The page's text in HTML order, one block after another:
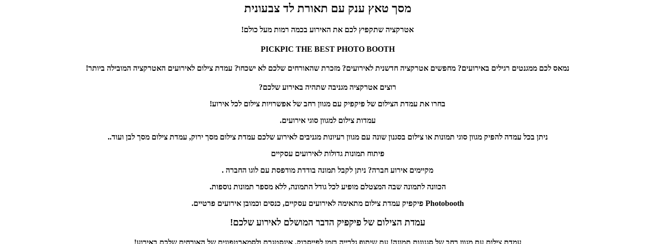
מסך טאץ ענק עם תאורת לד צבעונית
אטרקציה שתקפיץ לכם את האירוע בכמה רמות מעל כולם!
PICKPIC THE BEST PHOTO BOOTH
נמאס לכם ממגנטים רגילים באירועים? מחפשים אטרקציה חדשנית לאירועים? מזכרת שהאורחים שלכם לא ישכחו? עמדת צילום לאירועים האטרקציה המובילה ביותר!
רוצים אטרקציה מגניבה שתהיה באירוע שלכם?
בחרו את עמדת הצילום של פיקפיק עם מגוון רחב של אפשרויות צילום לכל אירוע!
עמדות צילום למגוון סוגי אירועים.
ניתן בכל עמדה להפיק מגוון סוגי תמונות או צילום בסגנון שונה עם מגוון רעיונות מגניבים לאירוע שלכם עמדת צילום מסך ירוק, עמדת צילום מסך לבן ועוד..
פיתוח תמונות גדולות לאירועים עסקיים
מקיימים אירוע חברה? ניתן לקבל תמונה בודדת מודפסת עם לוגו החברה .
הכוונה לתמונה שבה המצטלם מופיע לכל גודל התמונה, ללא מספר תמונות נוספות.
Photobooth פיקפיק עמדת צילום מתאימה לאירועים עסקיים, כנסים וכמובן אירועים פרטיים.
עמדת הצילום של פיקפיק הדבר המושלם לאירוע שלכם!